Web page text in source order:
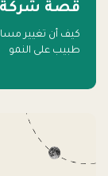
قصة شركة
كيف أن تغيير
طبيب على النمو